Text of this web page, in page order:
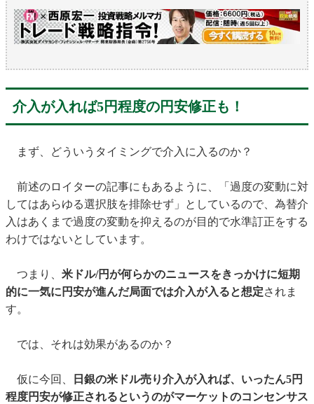
介入が入れば5円程度の円安修正も！
まず、どういうタイミングで介入に入るのか？
前述のロイターの記事にもあるように、「過度の変動に対
してはあらゆる選択肢を排除せず」としているので、為替介
入はあくまで過度の変動を抑えるのが目的で水準訂正をする
わけではないとしています。
つまり、 米ドル/円が何らかのニュースをきっかけに短期
的に一気に円安が進んだ局面では介入が入ると想定されま
す。
では、それは効果があるのか？
仮に今回、
日銀の米ドル売り介入が入れば、いったん5円
程度円安が修正されるというのがマーケットのコンセンサス